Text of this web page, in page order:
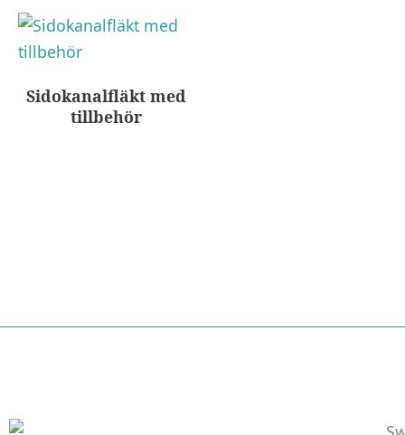
Sidokanalfläkt med
tillbehör